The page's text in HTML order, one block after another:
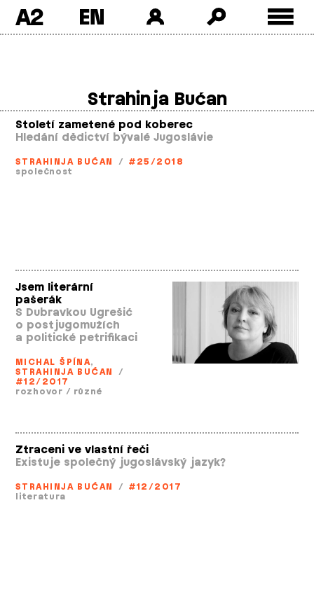
A2
Strahinja Bućan
Století zametené pod koberec
Hledání dědictví bývalé Jugoslávie
STRAHINJA BUĆAN / #25/2018
společnost
Jsem literární
pašerák
S Dubravkou Ugrešić
o postjugomužích
a politické petrifikaci
MICHAL ŠPÍNA,
STRAHINJA BUĆAN
/
#12/2017
rozhovor / různé
Ztraceni ve vlastní řeči
Existuje společný jugoslávský jazyk?
STRAHINJA BUĆAN / #12/2017
literatura